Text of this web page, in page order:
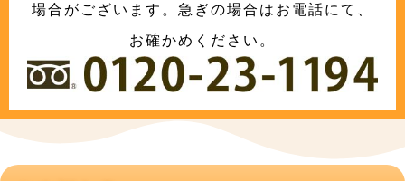
場合がございます。急ぎの場合はお電話にて、
お確かめください。